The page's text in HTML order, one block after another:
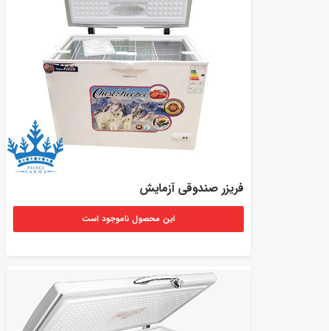
فریزر صندوقی آزمایش
این محصول ناموجود است